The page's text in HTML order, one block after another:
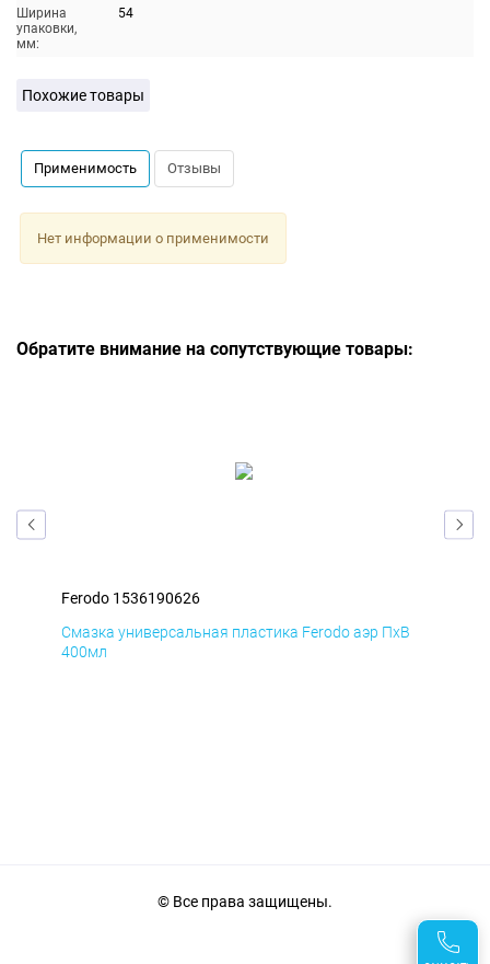
Ширина
упаковки,
мм:
54
Похожие товары
Применимость Отзывы
Нет информации о применимости
Обратите внимание на сопутствующие товары:
Ferodo 1536190626
Смазка универсальная пластика Ferodo аэр ПхВ
400мл
© Все права защищены.